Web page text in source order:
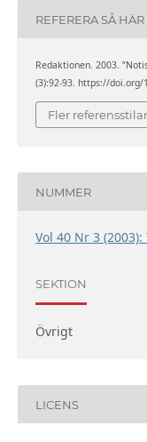
REFERERA SÅ HÄR
Redaktionen. 2003.
(3):92-93. https://doi.org/
Fler referensstilar
NUMMER
Vol 40 Nr 3
SEKTION
Övrigt
LICENS